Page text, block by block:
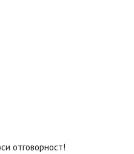
отговорност!